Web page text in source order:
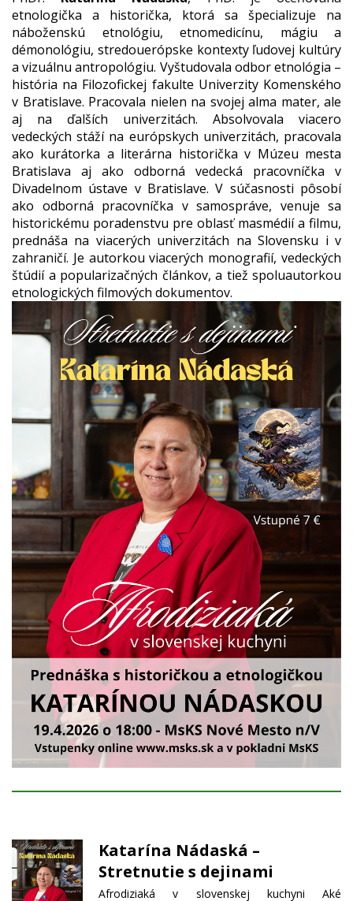
etnologička a historička, ktorá sa špecializuje na
náboženskú etnológiu, etnomedicínu, mágiu a
démonológiu, stredouerópske kontexty ľudovej kultúry
a vizuálnu antropológiu. Vyštudovala odbor etnológia –
história na Filozofickej fakulte Univerzity Komenského
v Bratislave. Pracovala nielen na svojej alma mater, ale
aj na ďalších univerzitách. Absolvovala viacero
vedeckých stáží na európskych univerzitách, pracovala
ako kurátorka a literárna historička v Múzeu mesta
Bratislava aj ako odborná vedecká pracovníčka v
Divadelnom ústave v Bratislave. V súčasnosti pôsobí
ako odborná pracovníčka v samospráve, venuje sa
historickému poradenstvu pre oblasť masmédií a filmu,
prednáša na viacerých univerzitách na Slovensku i v
zahraničí. Je autorkou viacerých monografií, vedeckých
štúdií a popularizačných článkov, a tiež spoluautorkou
etnologických filmových dokumentov.
Katarína Nádaská –
Stretnutie s dejinami
Afrodiziaká v slovenskej kuchyni Aké